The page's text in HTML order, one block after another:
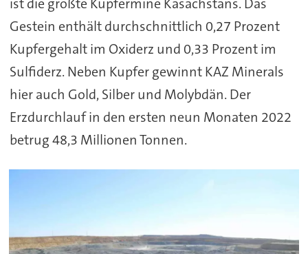
Gestein enthält durchschnittlich 0,27 Prozent
Kupfergehalt im Oxiderz und 0,33 Prozent im
Sulfiderz. Neben Kupfer gewinnt KAZ Minerals
hier auch Gold, Silber und Molybdän. Der
Erzdurchlauf in den ersten neun Monaten 2022
betrug 48,3 Millionen Tonnen.